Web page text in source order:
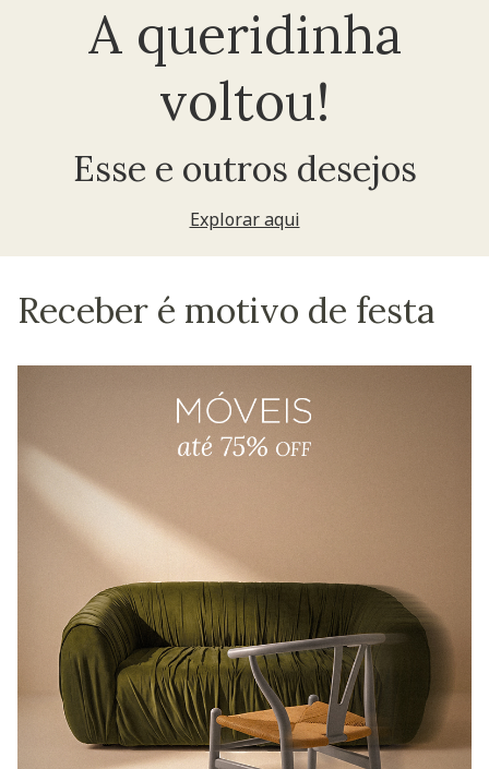
A queridinha
voltou!
Esse e outros desejos
Explorar aqui
Receber é motivo de festa